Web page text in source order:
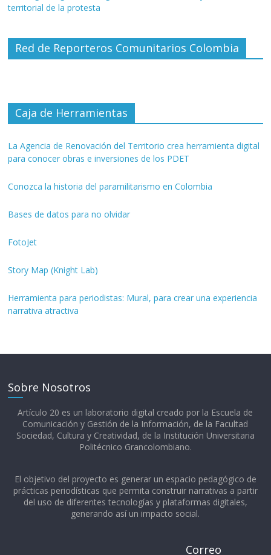
territorial de la protesta
Red de Reporteros Comunitarios Colombia
Caja de Herramientas
La Agencia de Renovación del Territorio crea herramienta digital
para conocer obras e inversiones de los PDET
Conozca la historia del paramilitarismo en Colombia
Bases de datos para no olvidar
FotoJet
Story Map (Knight Lab)
Herramienta para periodistas: Mural, para crear una experiencia
narrativa atractiva
Sobre Nosotros
Artículo 20 es un laboratorio digital creado por la Escuela de
Comunicación y Gestión de la Información, de la Facultad
Sociedad, Cultura y Creatividad, de la Institución Universitaria
Politécnico Grancolombiano.​
El objetivo del proyecto es generar un espacio pedagógico de
prácticas periodísticas que permita construir narrativas a partir
del uso de diferentes tecnologías y plataformas digitales,
generando así un impacto social.
Correo